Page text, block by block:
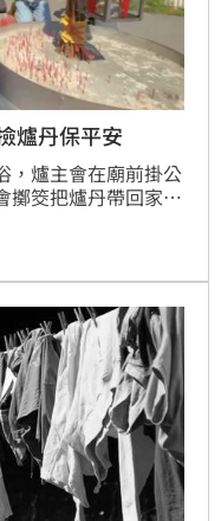
爐丹保平安
，爐主會在廟前掛公
擲筊把爐丹帶回家保
兄弟祈福順遂。